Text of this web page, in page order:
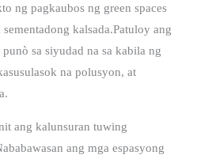
ng pagkaubos ng green spaces
kalsada.Patuloy ang
sa siyudad na sa kabila ng
na polusyon, at
ang kalunsuran tuwing
ang mga espasyong